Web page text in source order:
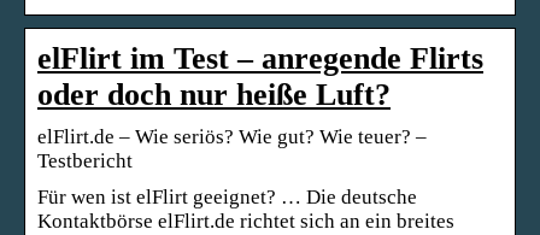
elFlirt im Test – anregende Flirts
oder doch nur heiße Luft?
elFlirt.de – Wie seriös? Wie gut? Wie teuer? –
Testbericht
Für wen ist elFlirt geeignet? … Die deutsche
Kontaktbörse elFlirt.de richtet sich an ein breites